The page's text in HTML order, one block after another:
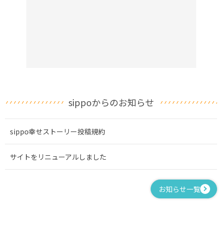
sippoからのお知らせ
sippo幸せストーリー投稿規約
サイトをリニューアルしました
お知らせ一覧